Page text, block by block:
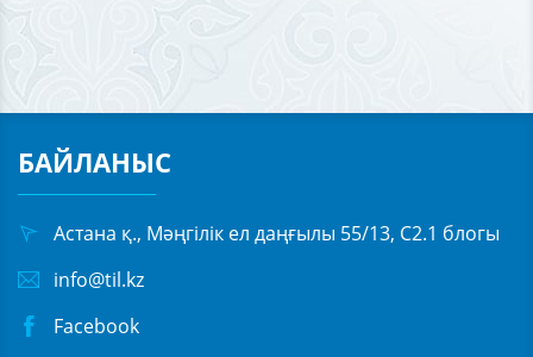
БАЙЛАНЫС
Астана қ., Мәңгілік ел даңғылы 55/13, С2.1 блогы
info@til.kz
Facebook